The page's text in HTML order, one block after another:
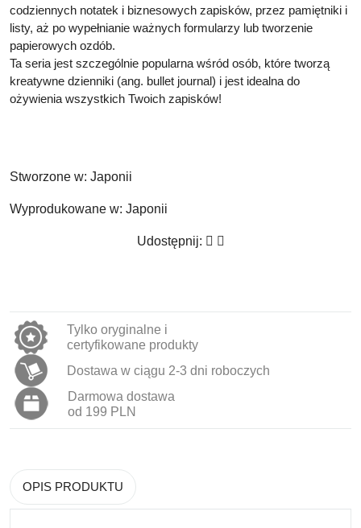
codziennych notatek i biznesowych zapisków, przez pamiętniki i
listy, aż po wypełnianie ważnych formularzy lub tworzenie
papierowych ozdób.
Ta seria jest szczególnie popularna wśród osób, które tworzą
kreatywne dzienniki (ang. bullet journal) i jest idealna do
ożywienia wszystkich Twoich zapisków!
Stworzone w: Japonii
Wyprodukowane w: Japonii
Udostępnij:
Tylko oryginalne i
certyfikowane produkty
Dostawa w ciągu 2-3 dni roboczych
Darmowa dostawa
od 199 PLN
OPIS PRODUKTU